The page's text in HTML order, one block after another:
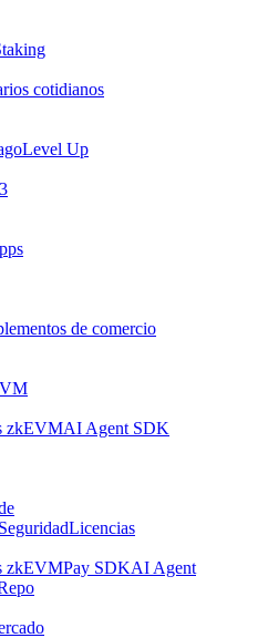
cotidianos
Level Up
de comercio
zkEVMAI Agent SDK
SeguridadLicencias
zkEVMPay SDKAI Agent